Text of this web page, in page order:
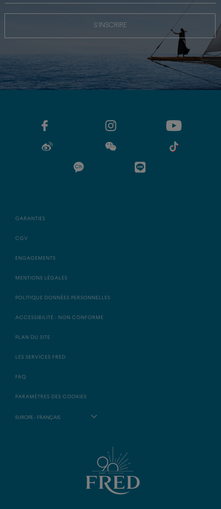
S'INSCRIRE
GARANTIES
CGV
ENGAGEMENTS
MENTIONS LÉGALES
POLITIQUE DONNÉES PERSONNELLES
ACCESSIBILITÉ : NON CONFORME
PLAN DU SITE
LES SERVICES FRED
FAQ
PARAMÈTRES DES COOKIES
EUROPE - FRANÇAIS